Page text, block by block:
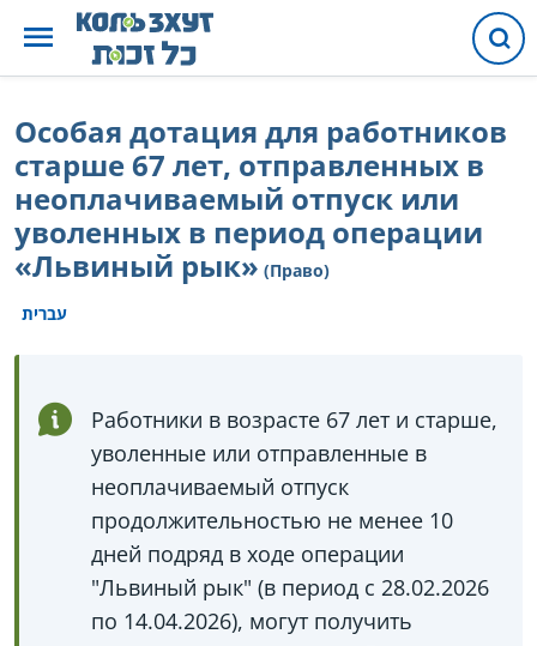
Особая дотация для работников
старше 67 лет, отправленных в
неоплачиваемый отпуск или
уволенных в период операции
«Львиный рык» (Право)
עברית
Работники в возрасте 67 лет и старше,
уволенные или отправленные в
неоплачиваемый отпуск
продолжительностью не менее 10
дней подряд в ходе операции
"Львиный рык" (в период с 28.02.2026
по 14.04.2026), могут получить